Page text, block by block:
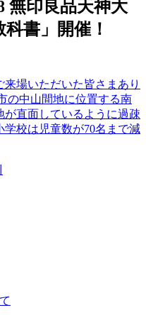
無印良品天神大
科書」開催！
来場いただいた皆さまあり
の中山間地に位置する南
直面しているように過疎
校は児童数が70名まで減